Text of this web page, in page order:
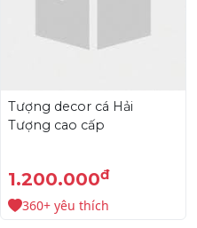
Tượng decor cá Hải
Tượng cao cấp
1.200.000đ
360+ yêu thích